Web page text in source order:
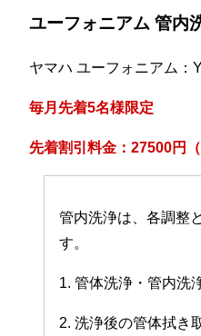
ユーフォニアム 管内
ヤマハ ユーフォニアム：
毎月先着5名様限定
先着割引料金：27500円（
管内洗浄は、各調整
す。
1. 管体洗浄・管内洗
2. 洗浄後の管体拭き